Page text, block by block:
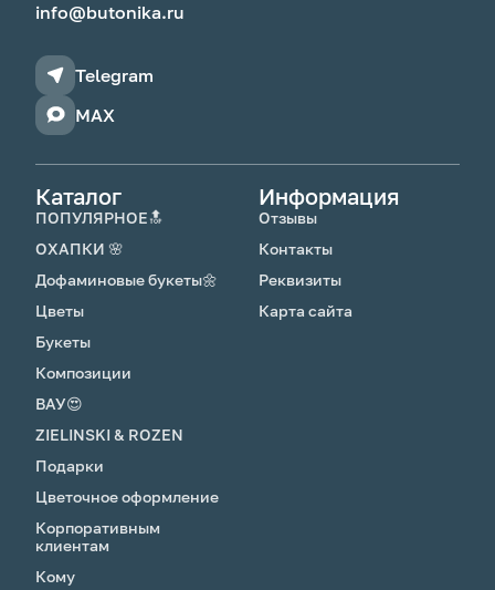
info@butonika.ru
Telegram
MAX
Каталог
ПОПУЛЯРНОЕ🔝
ОХАПКИ 🌸
Дофаминовые букеты🌼
Цветы
Букеты
Композиции
ВАУ😍
ZIELINSKI & ROZEN
Подарки
Цветочное оформление
Корпоративным
клиентам
Кому
Информация
Отзывы
Контакты
Реквизиты
Карта сайта